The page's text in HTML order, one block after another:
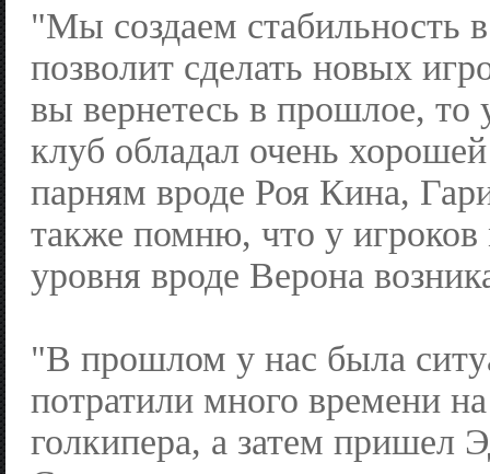
"Мы создаем стабильность
позволит сделать новых
вы вернетесь в прошлое, то
клуб обладал очень
парням вроде Роя Кина,
также помню, что у игроков
уровня вроде Верона
"В прошлом у нас была
потратили много времени
голкипера, а затем пришел